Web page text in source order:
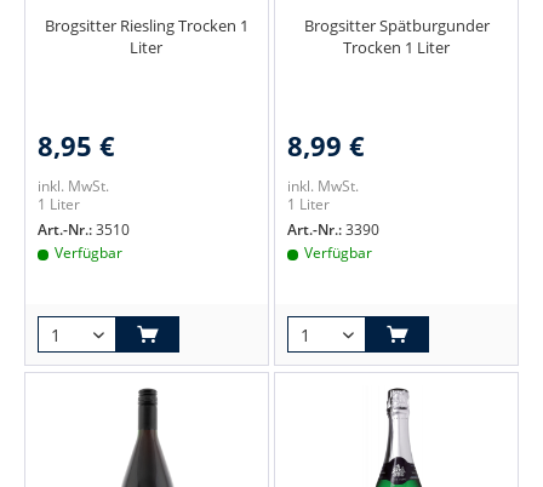
Brogsitter Riesling Trocken 1
Liter
8,95 €
inkl. MwSt.
1 Liter
Art.-Nr.:3510
Verfügbar
Brogsitter Spätburgunder
Trocken 1 Liter
8,99 €
inkl. MwSt.
1 Liter
Art.-Nr.:3390
Verfügbar